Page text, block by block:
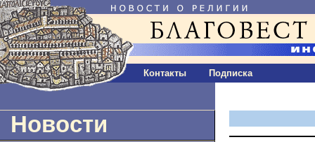
Контакты Подписка
Новости